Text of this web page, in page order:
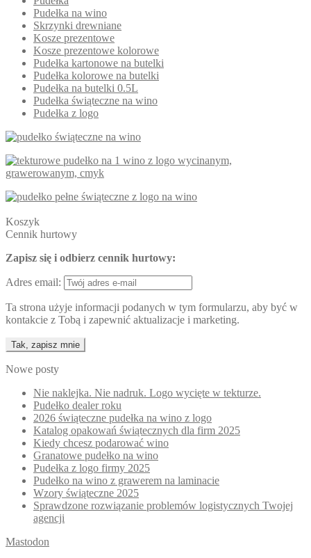
Pudełka na wino
Skrzynki drewniane
Kosze prezentowe
Kosze prezentowe kolorowe
Pudełka kartonowe na butelki
Pudełka kolorowe na butelki
Pudełka na butelki 0.5L
Pudełka świąteczne na wino
Pudełka z logo
Koszyk
Cennik hurtowy
Zapisz się i odbierz cennik hurtowy:
Adres email:
Ta strona użyje informacji podanych w tym formularzu, aby być w
kontakcie z Tobą i zapewnić aktualizacje i marketing.
Nowe posty
Nie naklejka. Nie nadruk. Logo wycięte w tekturze.
Pudełko dealer roku
2026 świąteczne pudełka na wino z logo
Katalog opakowań świątecznych dla firm 2025
Kiedy chcesz podarować wino
Granatowe pudełko na wino
Pudełka z logo firmy 2025
Pudełko na wino z grawerem na laminacie
Wzory świąteczne 2025
Sprawdzone rozwiązanie problemów logistycznych Twojej
agencji
Mastodon